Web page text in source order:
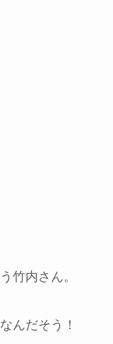
竹内さん。
んだそう！